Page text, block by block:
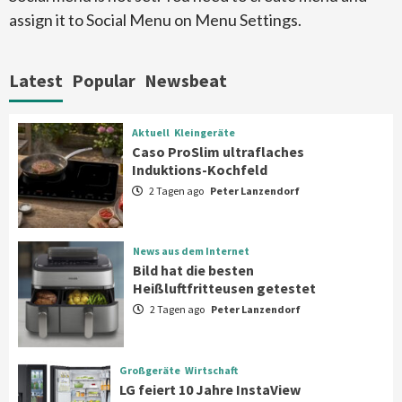
7
Angeboten
1
Aktuell Kleingeräte
Caso ProSlim ultraflaches Induktions-
Kochfeld
News aus dem Internet
Bild hat die besten Heißluftfritteusen
getestet
3
Großgeräte
LG feiert 10 Jahre InstaView
Kühl-/Gefrierkombinationen
assign it to Social Menu on Menu Settings.
Latest Popular Newsbeat
Aktuell Kleingeräte
Caso ProSlim ultraflaches
Induktions-Kochfeld
2 Tagen ago Peter Lanzendorf
News aus dem Internet
Bild hat die besten
Heißluftfritteusen getestet
2 Tagen ago Peter Lanzendorf
Großgeräte Wirtschaft
LG feiert 10 Jahre InstaView